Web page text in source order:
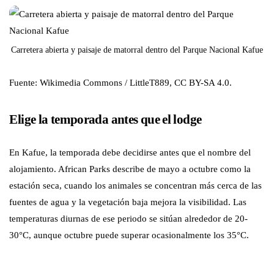
Carretera abierta y paisaje de matorral dentro del Parque Nacional Kafue
Fuente: Wikimedia Commons / LittleT889, CC BY-SA 4.0.
Elige la temporada antes que el lodge
En Kafue, la temporada debe decidirse antes que el nombre del
alojamiento. African Parks describe de mayo a octubre como la
estación seca, cuando los animales se concentran más cerca de las
fuentes de agua y la vegetación baja mejora la visibilidad. Las
temperaturas diurnas de ese periodo se sitúan alrededor de 20-
30°C, aunque octubre puede superar ocasionalmente los 35°C.